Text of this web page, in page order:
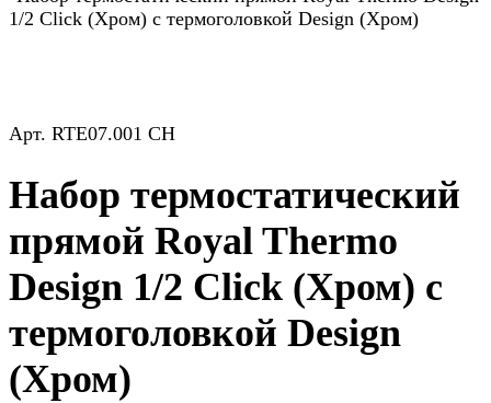
1/2 Click (Хром) с термоголовкой Design (Хром)
Арт. RTE07.001 CH
Набор термостатический
прямой Royal Thermo
Design 1/2 Click (Хром) с
термоголовкой Design
(Хром)